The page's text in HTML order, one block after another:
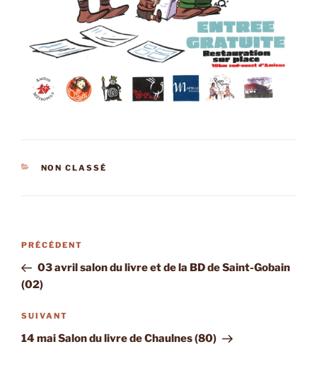
CATÉGORIES
NON CLASSÉ
Navigation
l’article
Article
précédent
PRÉCÉDENT
03 avril salon du livre et de la BD de Saint-Gobain
(02)
Article
suivant
SUIVANT
14 mai Salon du livre de Chaulnes (80)